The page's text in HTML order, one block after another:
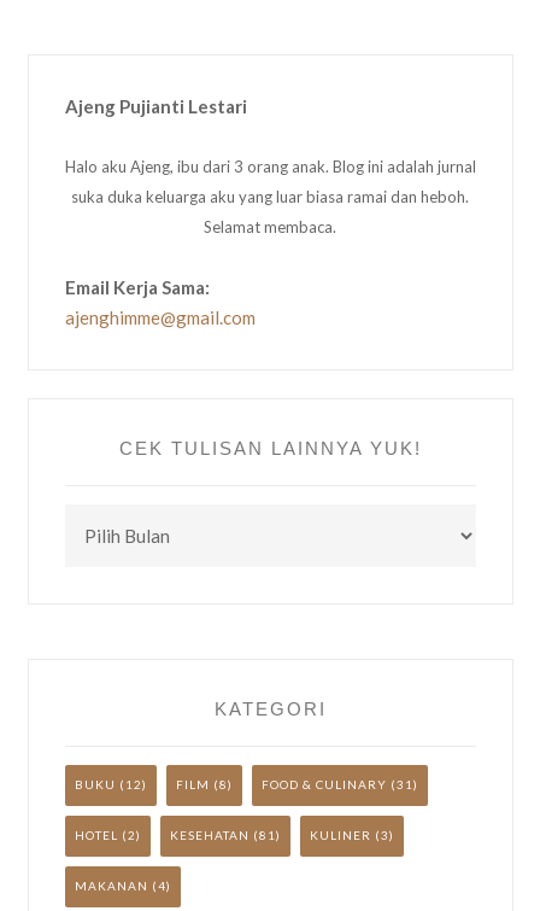
Ajeng Pujianti Lestari
Halo aku Ajeng, ibu dari 3 orang anak. Blog ini adalah jurnal
suka duka keluarga aku yang luar biasa ramai dan heboh.
Selamat membaca.
Email Kerja Sama:
ajenghimme@gmail.com
CEK TULISAN LAINNYA YUK!
TULISAN
KATEGORI
BUKU (12) FILM (8) FOOD & CULINARY (31)
HOTEL (2) KESEHATAN (81) KULINER (3)
MAKANAN (4)